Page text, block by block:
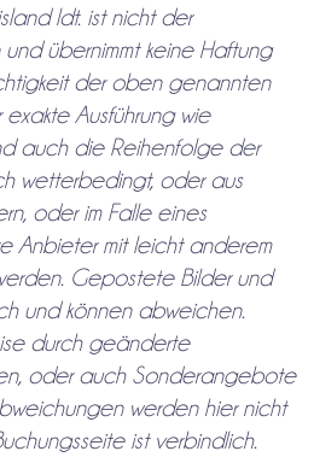
ldt. ist nicht der
übernimmt keine Haftung
der oben genannten
Ausführung wie
auch die Reihenfolge der
wetterbedingt, oder aus
oder im Falle eines
Anbieter mit leicht anderem
Gepostete Bilder und
und können abweichen.
durch geänderte
oder auch Sonderangebote
werden hier nicht
ist verbindlich.